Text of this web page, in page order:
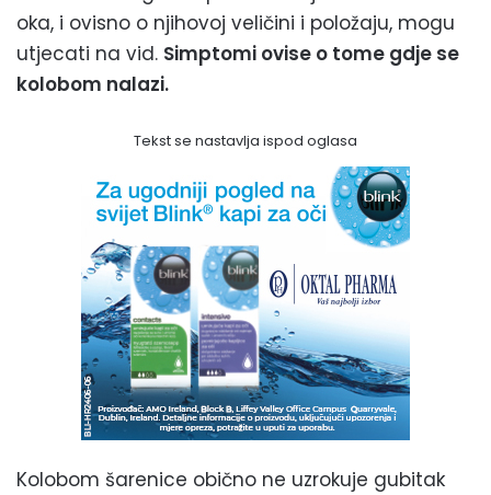
oka, i ovisno o njihovoj veličini i položaju, mogu
utjecati na vid. Simptomi ovise o tome gdje se
kolobom nalazi.
Tekst se nastavlja ispod oglasa
Kolobom šarenice obično ne uzrokuje gubitak